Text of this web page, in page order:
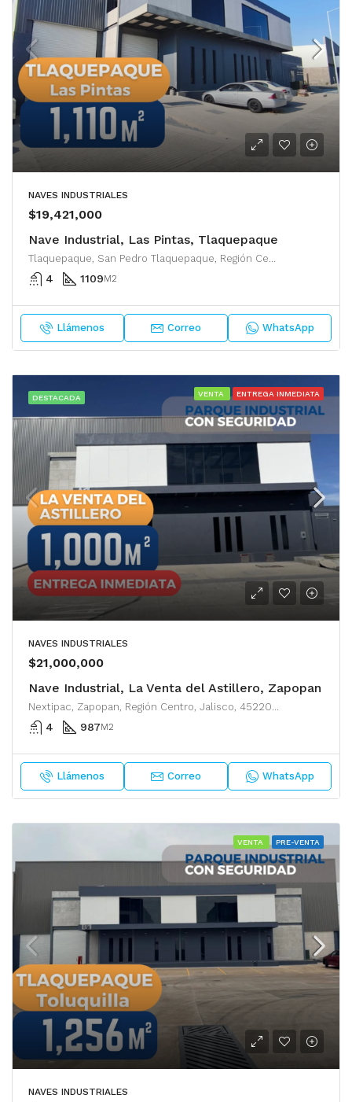
NAVES INDUSTRIALES
$19,421,000
Nave Industrial, Las Pintas, Tlaquepaque
Tlaquepaque, San Pedro Tlaquepaque, Región Centro, Jalisco, 45500, México
4 1109M2
Llámenos Correo WhatsApp
DESTACADA VENTA ENTREGA INMEDIATA
NAVES INDUSTRIALES
$21,000,000
Nave Industrial, La Venta del Astillero, Zapopan
Nextipac, Zapopan, Región Centro, Jalisco, 45220, México
4 987M2
Llámenos Correo WhatsApp
VENTA PRE-VENTA
NAVES INDUSTRIALES